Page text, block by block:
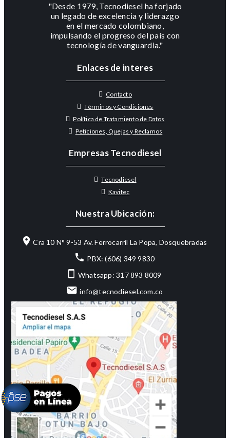
"Desde 1979, Tecnodiesel ha forjado
un legado de excelencia y liderazgo
en el mercado colombiano,
impulsando el progreso del país con
tecnología de vanguardia."
Enlaces de interes
Contacto
Términos y Condiciones
Política de Tratamiento de Datos
Peticiones, Quejas y Reclamos
Empresas Tecnodiesel
Tecnodiesel
Kavitec
Nuestra Ubicación:
Cra 10 N° 9-53 Av. Ferrocarril La Popa, Dosquebradas
PBX: (606) 349 9830
Whatsapp: 317 893 8009
info@tecnodiesel.com.co